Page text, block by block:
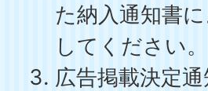
た納入通知書
してください。
広告掲載決定